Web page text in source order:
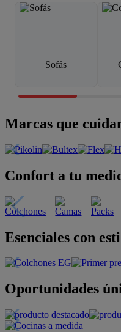
Sofás
Marcas que
Confort a tu
Esenciales con
Oportunidades